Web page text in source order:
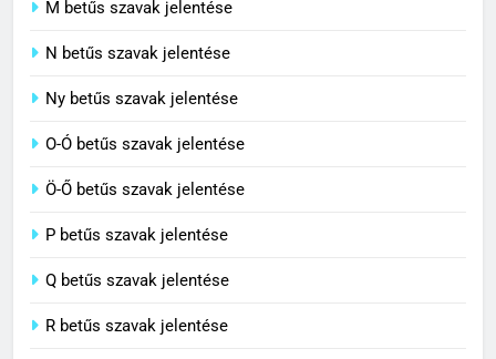
C BETŰS SZAVAK JELENTÉSE
M betűs szavak jelentése
N betűs szavak jelentése
Ny betűs szavak jelentése
O-Ó betűs szavak jelentése
Ö-Ő betűs szavak jelentése
P betűs szavak jelentése
Q betűs szavak jelentése
R betűs szavak jelentése